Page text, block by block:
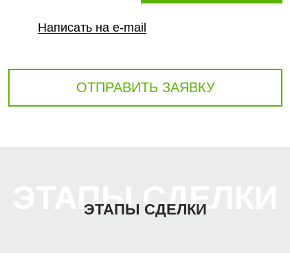
Написать на e-mail
ОТПРАВИТЬ ЗАЯВКУ
ЭТАПЫ СДЕЛКИ
ЭТАПЫ СДЕЛКИ